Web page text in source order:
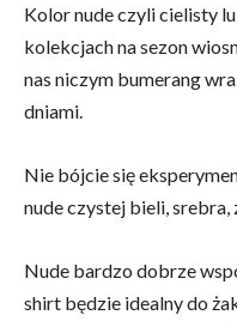
Kolor nude czyli cielisty
kolekcjach na sezon
nas niczym bumerang
dniami.
Nie bójcie się
nude czystej bieli, srebra,
Nude bardzo dobrze
shirt będzie idealny do